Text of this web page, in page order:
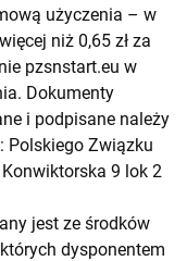
użyczenia – w
niż 0,65 zł za
pzsnstart.eu w
Dokumenty
i podpisane należy
Polskiego Związku
Konwiktorska 9 lok 2
jest ze środków
dysponentem